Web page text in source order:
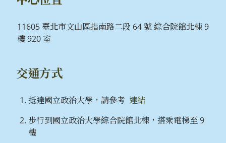
11605 臺北市文山區指南路二段 64 號 綜合院館北棟 9
樓 920 室
交通方式
抵達國立政治大學，請參考 連結
步行到國立政治大學綜合院館北棟，搭乘電梯至 9
樓